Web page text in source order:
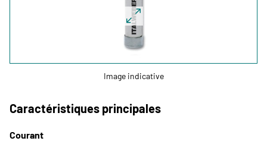
EN
Image indicative
Caractéristiques principales
Courant